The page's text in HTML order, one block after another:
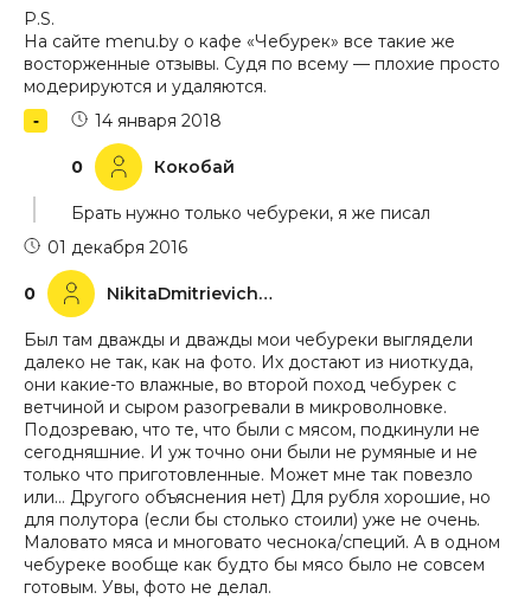
P.S.
На сайте menu.by о кафе «Чебурек» все такие же
восторженные отзывы. Судя по всему — плохие просто
модерируются и удаляются.
0 Кокобай
14 января 2018
Брать нужно только чебуреки, я же писал
0 NikitaDmitrievichNikulin
01 декабря 2016
Был там дважды и дважды мои чебуреки выглядели
далеко не так, как на фото. Их достают из ниоткуда,
они какие-то влажные, во второй поход чебурек с
ветчиной и сыром разогревали в микроволновке.
Подозреваю, что те, что были с мясом, подкинули не
сегодняшние. И уж точно они были не румяные и не
только что приготовленные. Может мне так повезло
или… Другого объяснения нет) Для рубля хорошие, но
для полутора (если бы столько стоили) уже не очень.
Маловато мяса и многовато чеснока/специй. А в одном
чебуреке вообще как будто бы мясо было не совсем
готовым. Увы, фото не делал.